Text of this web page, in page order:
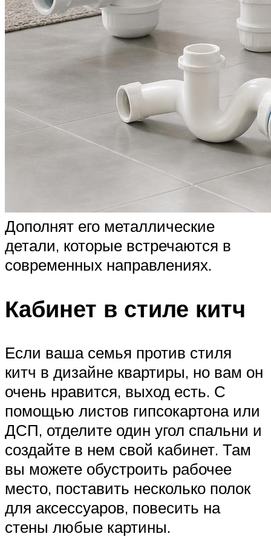
Дополнят его металлические
детали, которые встречаются в
современных направлениях.
Кабинет в стиле китч
Если ваша семья против стиля
китч в дизайне квартиры, но вам он
очень нравится, выход есть. С
помощью листов гипсокартона или
ДСП, отделите один угол спальни и
создайте в нем свой кабинет. Там
вы можете обустроить рабочее
место, поставить несколько полок
для аксессуаров, повесить на
стены любые картины.